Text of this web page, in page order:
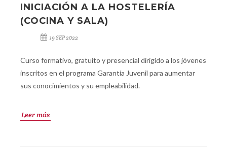
INICIACIÓN A LA HOSTELERÍA
(COCINA Y SALA)
19 SEP 2022
Curso formativo, gratuito y presencial dirigido a los jóvenes
inscritos en el programa Garantía Juvenil para aumentar
sus conocimientos y su empleabilidad.
Leer más